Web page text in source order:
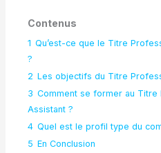
Contenus
1 Qu’est-ce que le Titre
?
2 Les objectifs du Titre
3 Comment se former au Titre
Assistant ?
4 Quel est le profil type du
5 En Conclusion